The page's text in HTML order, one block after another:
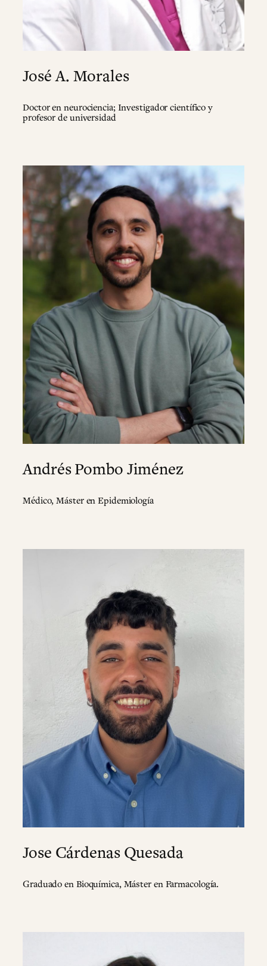
José A. Morales
Doctor en neurociencia; Investigador científico y
profesor de universidad
Andrés Pombo Jiménez
Médico, Máster en Epidemiología
Jose Cárdenas Quesada
Graduado en Bioquímica, Máster en Farmacología.